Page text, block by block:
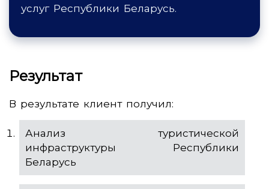
услуг Республики Беларусь.
Результат
В результате клиент получил:
Анализ туристической
инфраструктуры Республики
Беларусь